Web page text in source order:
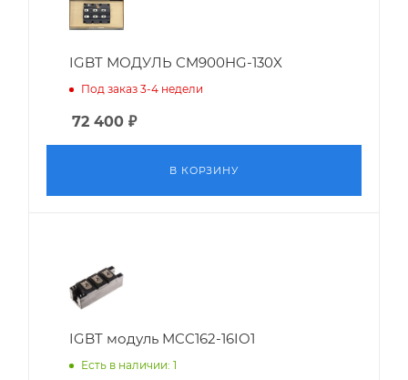
IGBT МОДУЛЬ CM900HG-130X
Под заказ 3-4 недели
72 400 ₽
В КОРЗИНУ
IGBT модуль MCC162-16IO1
Есть в наличии: 1